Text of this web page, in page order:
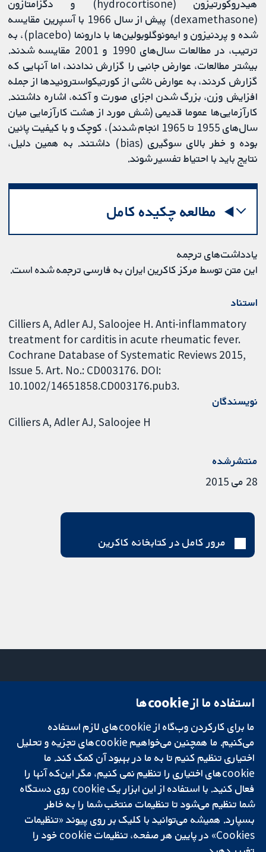
هیدروکورتیزون (hydrocortisone) و دگزامتازون
(dexamethasone) پیش از سال 1966 با آسپرین مقایسه
شده و پردنیزون و ایمونوگلوبولین‌ها با دارونما (placebo)، به
ترتیب، در مطالعات سال‌های 1990 و 2001 مقایسه شدند.
بیشتر مطالعات، عوارض جانبی را گزارش ندادند، اما آنهایی که
گزارش کردند، به عوارض ناشی از کورتیکواستروئیدها از جمله
افزایش وزن، بزرگ شدن اجزای صورت و آکنه، اشاره داشتند.
کارآزمایی‌ها عموما قدیمی (شش مورد از هشت کارآزمایی میان
سال‌های 1955 تا 1965 انجام شدند)، کوچک و با کیفیت پائین
بوده و خطر بالای سوگیری (bias) داشتند. به همین دلیل،
نتایج باید با احتیاط تفسیر شوند.
مطالعه چکیده کامل
یادداشت‌های ترجمه
این متن توسط مرکز کاکرین ایران به فارسی ترجمه شده است.
استناد
Cilliers A, Adler AJ, Saloojee H. Anti-inflammatory
treatment for carditis in acute rheumatic fever.
Cochrane Database of Systematic Reviews 2015,
Issue 5. Art. No.: CD003176. DOI:
10.1002/14651858.CD003176.pub3.
نویسندگان
Cilliers A Adler AJ Saloojee H
منتشرشده
28 می 2015
مرور کامل در کتابخانه کاکرین
تحقیقات قابل
اعتماد.
تصمیم‌گیری آگاهانه.
سلامت بهتر.
میدان کاوندیش
لندن
W1G 0AN
بریتانیا
دفتر رسانه‌ای
درباره ما
فرصت‌های
شغلی
Cochrane
Library
شبکه همکاری کاکرین، یک مؤسسه خیریه (شماره 1045921) و یک شرکت با
استفاده ما از cookie‌ها
ما برای کارکردن وب‌گاه از cookie‌های لازم استفاده
می‌کنیم. ما همچنین می‌خواهیم cookie‌های تجزیه و تحلیل
اختیاری تنظیم کنیم تا به ما در بهبود آن کمک کند. ما
cookie‌های اختیاری را تنظیم نمی کنیم، مگر این‌که آنها را
فعال کنید. با استفاده از این ابزار یک cookie‌ روی دستگاه
شما تنظیم می‌شود تا تنظیمات منتخب شما را به خاطر
بسپارد. همیشه می‌توانید با کلیک بر روی پیوند «تنظیمات
Cookies» در پایین هر صفحه، تنظیمات cookie‌ خود را